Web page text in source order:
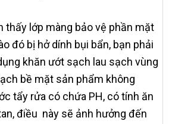
thấy lớp màng bảo vệ phần mặt
đó bị hở dính bụi bẩn, bạn phải
khăn ướt sạch lau sạch vùng
bề mặt sản phẩm không
tẩy rửa có chứa PH, có tính ăn
điều này sẽ ảnh hưởng đến